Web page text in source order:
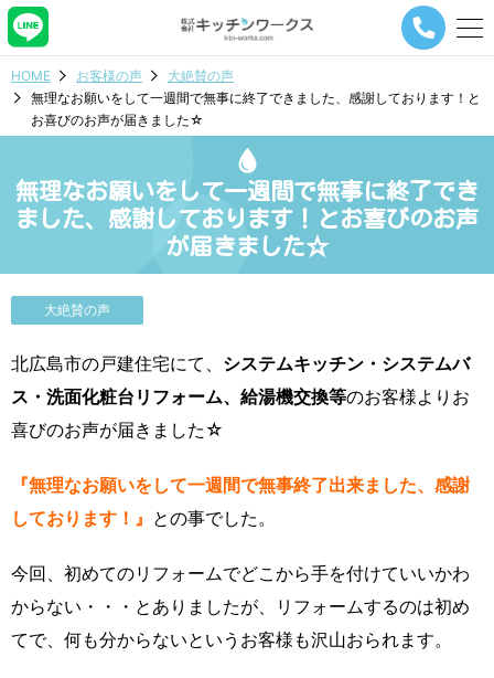
メ
ー
ビ
シ
ョ
タ
HOME お客様の声
大絶賛の声
無理なお願いをして一週間で無事に終了できました、感謝しております！と
お喜びのお声が届きました☆
無理なお願いをして一週間で無事に終了でき
ました、感謝しております！とお喜びのお声
が届きました☆
大絶賛の声
北広島市の戸建住宅にて、 システムキッチン・システムバ
ス・洗面化粧台リフォーム、給湯機交換等のお客様よりお
喜びのお声が届きました☆
『無理なお願いをして一週間で無事終了出来ました、感謝
しております！』 との事でした。
今回、初めてのリフォームでどこから手を付けていいかわ
からない・・・とありましたが、リフォームするのは初め
てで、何も分からないというお客様も沢山おられます。